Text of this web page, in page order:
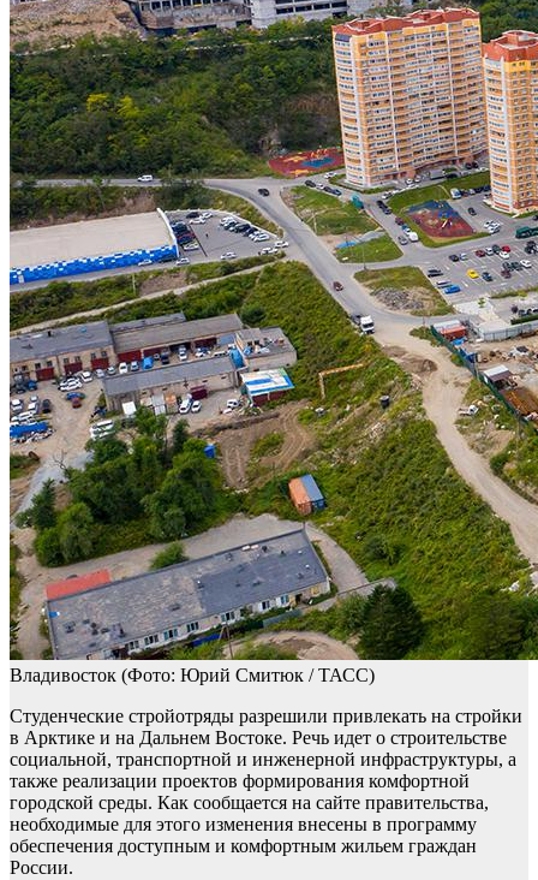
Владивосток (Фото: Юрий Смитюк / ТАСС)
Студенческие стройотряды разрешили привлекать на стройки
в Арктике и на Дальнем Востоке. Речь идет о строительстве
социальной, транспортной и инженерной инфраструктуры, а
также реализации проектов формирования комфортной
городской среды. Как сообщается на сайте правительства,
необходимые для этого изменения внесены в программу
обеспечения доступным и комфортным жильем граждан
России.